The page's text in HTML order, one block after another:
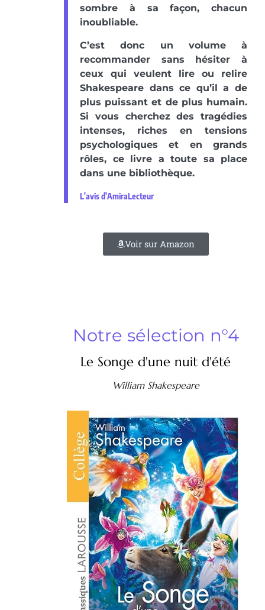
sombre à sa façon, chacun
inoubliable.
C’est donc un volume à
recommander sans hésiter à
ceux qui veulent lire ou relire
Shakespeare dans ce qu’il a de
plus puissant et de plus humain.
Si vous cherchez des tragédies
intenses, riches en tensions
psychologiques et en grands
rôles, ce livre a toute sa place
dans une bibliothèque.
L'avis d'AmiraLecteur
Voir sur Amazon
Notre sélection n°4
Le Songe d'une nuit d'été
William Shakespeare